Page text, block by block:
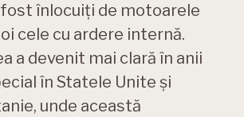
fost înlocuiți de motoarele
cele cu ardere internă.
a devenit mai clară în anii
în Statele Unite și
unde această